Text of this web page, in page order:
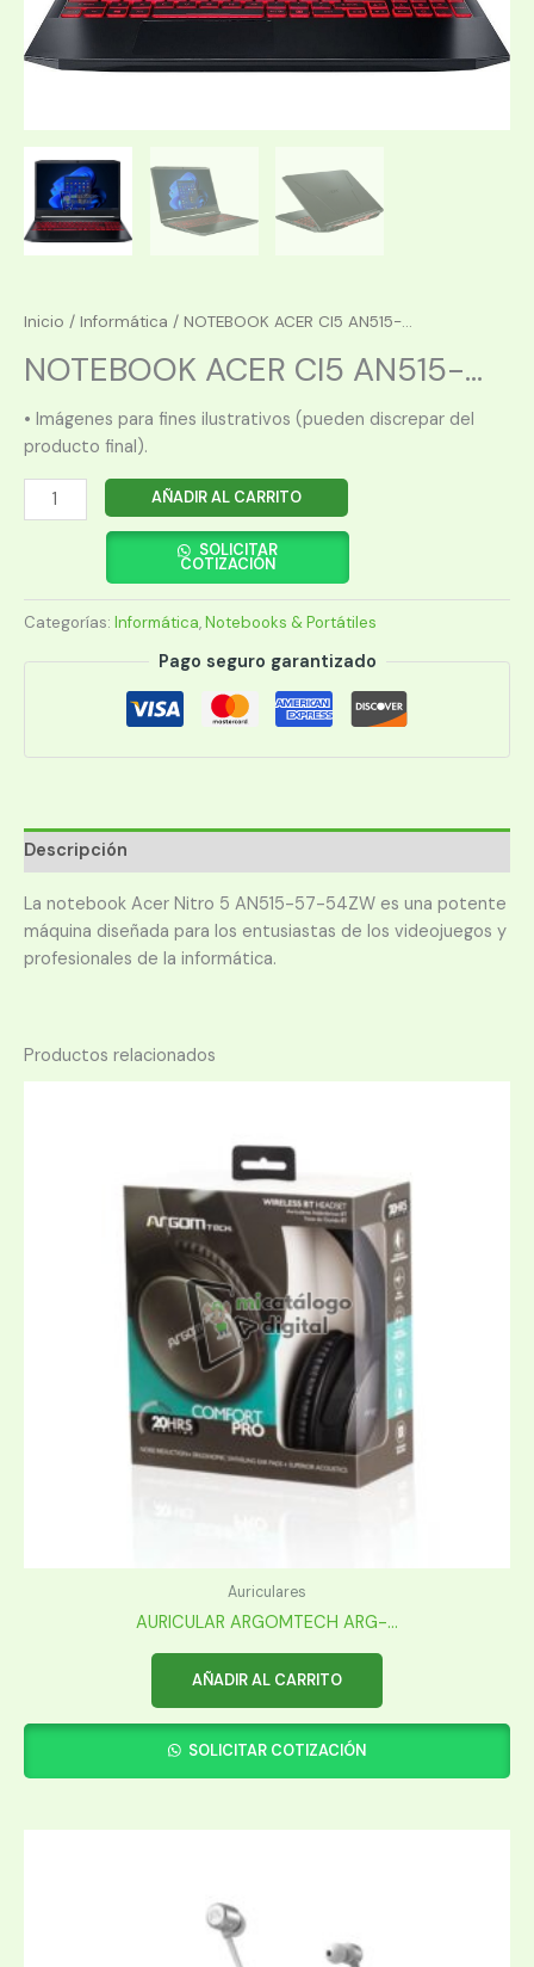
Inicio / Informática / NOTEBOOK ACER CI5 AN515-...
NOTEBOOK ACER CI5 AN515-...
• Imágenes para fines ilustrativos (pueden discrepar del
producto final).
NOTEBOOK
ACER
57-
54ZW/15.6FHD/8/256/GTX1650/4G
AÑADIR AL CARRITO
SOLICITAR
COTIZACIÓN
Categorías: Informática,Notebooks & Portátiles
Pago seguro garantizado
Descripción
La notebook Acer Nitro 5 AN515-57-54ZW es una potente
máquina diseñada para los entusiastas de los videojuegos y
profesionales de la informática.
Productos relacionados
Auriculares
AURICULAR ARGOMTECH ARG-...
AÑADIR AL CARRITO
SOLICITAR COTIZACIÓN